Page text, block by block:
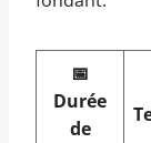
📅
Durée
de